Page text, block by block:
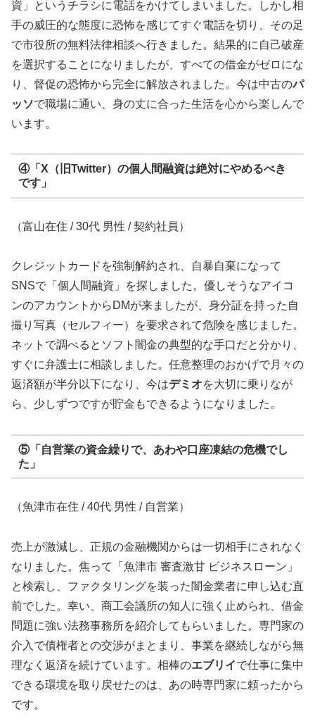
資」というチラシに電話をかけてしまいました。しかし相
手の威圧的な態度に恐怖を感じてすぐ電話を切り、その足
で市役所の無料法律相談へ行きました。結果的に自己破産
を選択することになりましたが、すべての借金がゼロにな
り、督促の恐怖から完全に解放されました。今は中古のパ
ッソで職場に通い、身の丈に合った生活を心から楽しんで
います。
④「X（旧Twitter）の個人間融資は絶対にやめるべき
です」
（富山在住 / 30代 男性 / 契約社員）
クレジットカードを強制解約され、自暴自棄になって
SNSで「個人間融資」を探しました。優しそうなアイコ
ンのアカウントからDMが来ましたが、身分証を持った自
撮り写真（セルフィー）を要求されて危険を感じました。
ネットで調べるとソフト闇金の典型的な手口だと分かり、
すぐに弁護士に相談しました。任意整理のおかげで月々の
返済額が半分以下になり、今はデミオを大切に乗りなが
ら、少しずつですが貯金もできるようになりました。
⑤「自営業の資金繰りで、あわや口座凍結の危機でし
た」
（魚津市在住 / 40代 男性 / 自営業）
売上が激減し、正規の金融機関からは一切相手にされなく
なりました。焦って「魚津市 審査激甘 ビジネスローン」
と検索し、ファクタリングを装った闇金業者に申し込む直
前でした。幸い、商工会議所の知人に強く止められ、借金
問題に強い法務事務所を紹介してもらいました。専門家の
介入で債権者との交渉がまとまり、事業を継続しながら無
理なく返済を続けています。相棒のエブリイで仕事に集中
できる環境を取り戻せたのは、あの時専門家に頼ったから
です。